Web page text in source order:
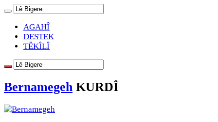
AGAHÎ
DESTEK
TÊKÎLÎ
Bernamegeh KURDÎ